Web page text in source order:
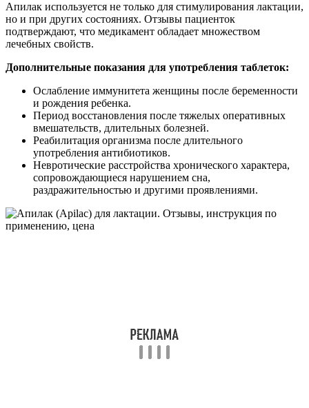
Апилак используется не только для стимулирования лактации,
но и при других состояниях. Отзывы пациенток
подтверждают, что медикамент обладает множеством
лечебных свойств.
Дополнительные показания для употребления таблеток:
Ослабление иммунитета женщины после беременности
и рождения ребенка.
Период восстановления после тяжелых оперативных
вмешательств, длительных болезней.
Реабилитация организма после длительного
употребления антибиотиков.
Невротические расстройства хронического характера,
сопровождающиеся нарушением сна,
раздражительностью и другими проявлениями.